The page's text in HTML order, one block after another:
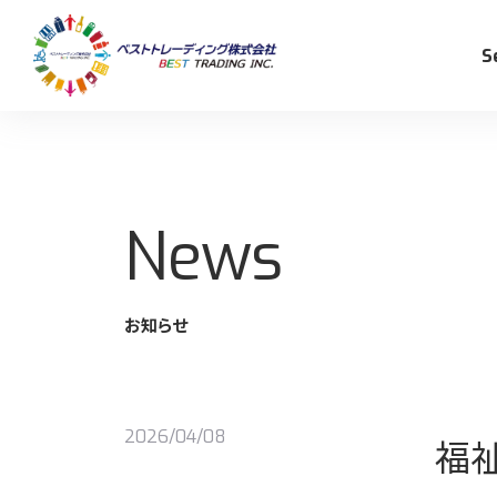
事業内容
CSR/SDGs活動
採用情報
News
お知らせ
2026/04/08
福